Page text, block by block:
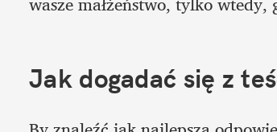
Jak dogadać się z